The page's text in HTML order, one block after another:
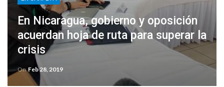
En Nicaragua, gobierno y oposición
acuerdan hoja de ruta para superar la
crisis
On Feb 28, 2019